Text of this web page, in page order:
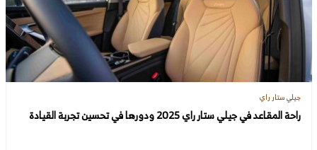
جيلي ستار راي
راحة المقاعد في جيلي ستار راي 2025 ودورها في تحسين تجربة القيادة